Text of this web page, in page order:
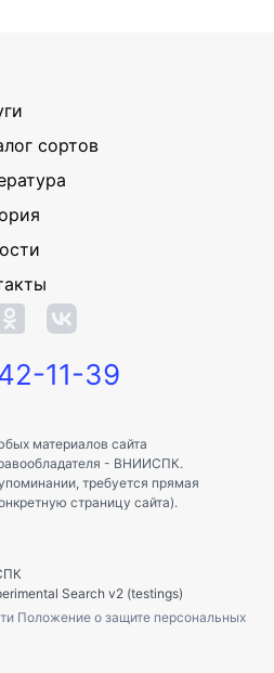
сортов
11-39
материалов сайта
- ВНИИСПК.
требуется прямая
страницу сайта).
Search v2 (testings)
Положение о защите персональных